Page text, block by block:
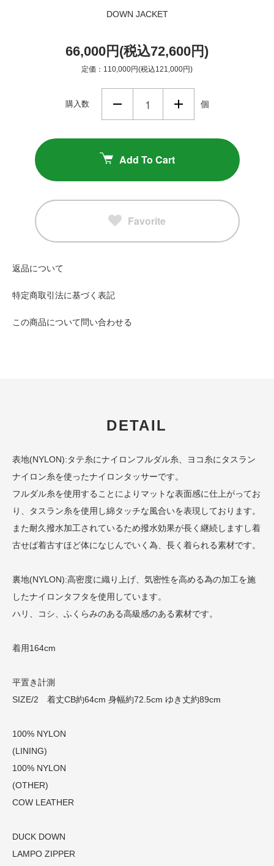
DOWN JACKET
66,000円(税込72,600円)
定価：110,000円(税込121,000円)
購入数 個
Add To Cart
Favorite
返品について
特定商取引法に基づく表記
この商品について問い合わせる
DETAIL
表地(NYLON):タテ糸にナイロンフルダル糸、ヨコ糸にタスラン
ナイロン糸を使ったナイロンタッサーです。
フルダル糸を使用することによりマットな表面感に仕上がってお
り、タスラン糸を使用し綿タッチな風合いを表現しております。
また耐久撥水加工されているため撥水効果が長く継続しますし着
古せば着古すほど体になじんでいく為、長く着られる素材です。
裏地(NYLON):高密度に織り上げ、気密性を高める為の加工を施
したナイロンタフタを使用しています。
ハリ、コシ、ふくらみのある高級感のある素材です。
着用164cm
平置き計測
SIZE/2 着丈CB約64cm 身幅約72.5cm ゆき丈約89cm
100% NYLON
(LINING)
100% NYLON
(OTHER)
COW LEATHER
DUCK DOWN
LAMPO ZIPPER